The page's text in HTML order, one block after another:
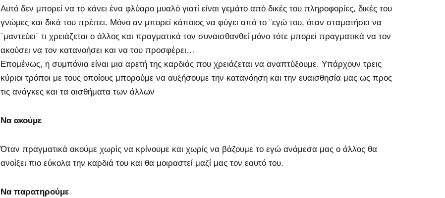
Αυτό δεν μπορεί να το κάνει ένα φλύαρο μυαλό γιατί είναι γεμάτο από δικές του πληροφορίες, δικές του
γνώμες και δικά του πρέπει. Μόνο αν μπορεί κάποιος να φύγει από το ¨εγώ του, όταν σταματήσει να
¨μαντεύει¨ τι χρειάζεται ο άλλος και πραγματικά τον συναισθανθεί μόνο τότε μπορεί πραγματικά να τον
ακούσει να τον κατανοήσει και να του προσφέρει…
Επομένως, η συμπόνια είναι μια αρετή της καρδιάς που χρειάζεται να αναπτύξουμε. Υπάρχουν τρεις
κύριοι τρόποι με τους οποίους μπορούμε να αυξήσουμε την κατανόηση και την ευαισθησία μας ως προς
τις ανάγκες και τα αισθήματα των άλλων
Να ακούμε
Όταν πραγματικά ακούμε χωρίς να κρίνουμε και χωρίς να βάζουμε το εγώ ανάμεσα μας ο άλλος θα
ανοίξει πιο εύκολα την καρδιά του και θα μοιραστεί μαζί μας τον εαυτό του.
Να παρατηρούμε